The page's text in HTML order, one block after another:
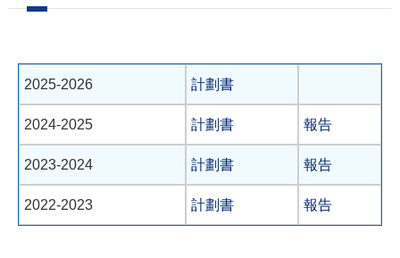
2025-2026 計劃書
2024-2025 計劃書 報告
2023-2024 計劃書 報告
2022-2023 計劃書 報告